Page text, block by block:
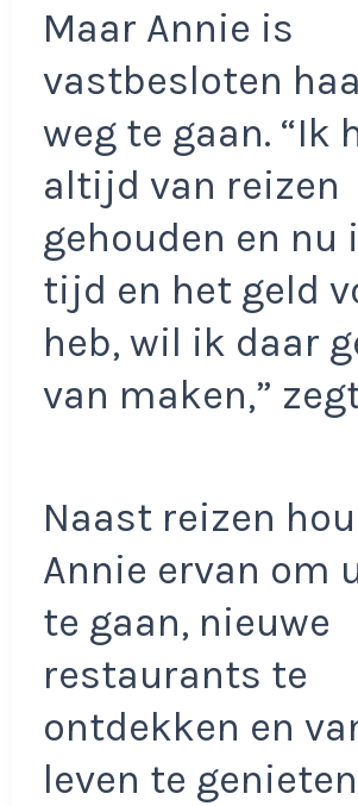
Maar Annie is
vastbesloten
weg te gaan. “Ik
altijd van reizen
gehouden en nu
tijd en het geld
heb, wil ik daar
van maken,”
Naast reizen
Annie ervan om
te gaan, nieuwe
restaurants te
ontdekken en
leven te